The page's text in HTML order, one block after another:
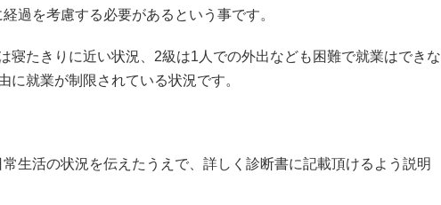
過を考慮する必要があるという事です。
寝たきりに近い状況、2級は1人での外出なども困難で就業はできな
に就業が制限されている状況です。
生活の状況を伝えたうえで、詳しく診断書に記載頂けるよう説明